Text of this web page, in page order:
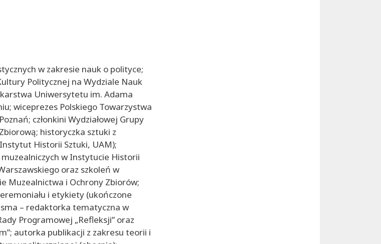
w zakresie nauk o polityce;
Politycznej na Wydziale Nauk
Uniwersytetu im. Adama
wiceprezes Polskiego Towarzystwa
członkini Wydziałowej Grupy
historyczka sztuki z
Historii Sztuki, UAM);
w Instytucie Historii
oraz szkoleń w
Muzealnictwa i Ochrony Zbiorów;
i etykiety (ukończone
– redaktorka tematyczna w
Programowej „Refleksji” oraz
autorka publikacji z zakresu teorii i